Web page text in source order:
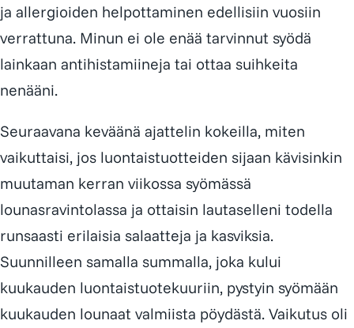
ja allergioiden helpottaminen edellisiin vuosiin
verrattuna. Minun ei ole enää tarvinnut syödä
lainkaan antihistamiineja tai ottaa suihkeita
nenääni.
Seuraavana keväänä ajattelin kokeilla, miten
vaikuttaisi, jos luontais­tuotteiden sijaan kävisinkin
muutaman kerran viikossa syömässä
lounasravintolassa ja ottaisin lautaselleni todella
runsaasti erilaisia salaatteja ja kasviksia.
Suunnilleen samalla summalla, joka kului
kuukauden luontaistuotekuuriin, pystyin syömään
kuukauden lounaat valmiista pöydästä. Vaikutus oli